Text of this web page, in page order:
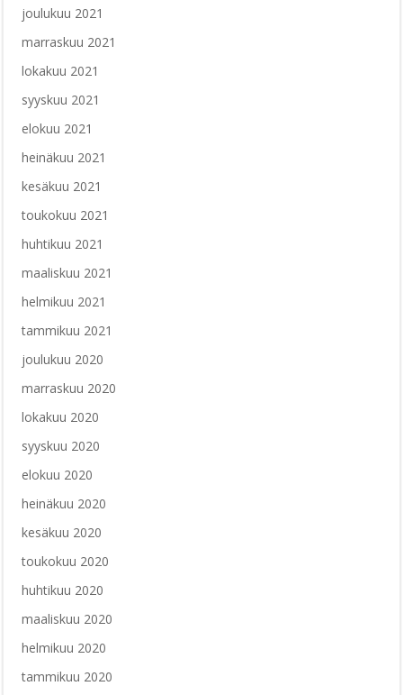
joulukuu 2021
marraskuu 2021
lokakuu 2021
syyskuu 2021
elokuu 2021
heinäkuu 2021
kesäkuu 2021
toukokuu 2021
huhtikuu 2021
maaliskuu 2021
helmikuu 2021
tammikuu 2021
joulukuu 2020
marraskuu 2020
lokakuu 2020
syyskuu 2020
elokuu 2020
heinäkuu 2020
kesäkuu 2020
toukokuu 2020
huhtikuu 2020
maaliskuu 2020
helmikuu 2020
tammikuu 2020